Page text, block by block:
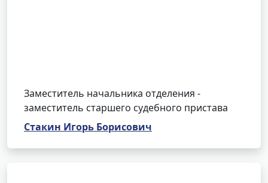
Заместитель начальника отделения -
заместитель старшего судебного пристава
Стакин Игорь Борисович